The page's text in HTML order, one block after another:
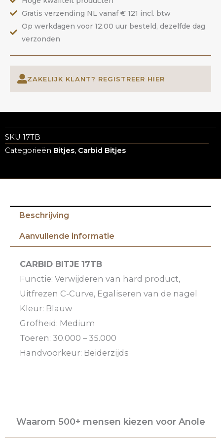
Gratis verzending NL vanaf € 121 incl. btw
Op werkdagen voor 12.00 uur besteld, dezelfde dag
verzonden
ZAKELIJK KLANT? REGISTREER HIER
SKU 17TB
Categorieën Bitjes, Carbid Bitjes
Beschrijving
Aanvullende informatie
CARBID BITJE 17TB
Functie: Verwijderen van hard product,
Uitfrezen C-Curve, Egaliseren van de nagel
Kleur: Blauw
Grofheid: Medium
Toeren: 30.000 – 35.000
Handvoorkeur: Beiderzijds
Waarom 500+ mensen kiezen voor Anole